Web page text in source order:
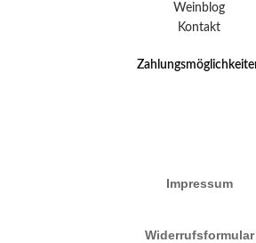
Weinblog
Kontakt
Impressum
Widerrufsformular